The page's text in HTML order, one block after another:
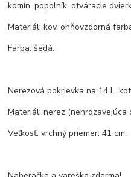
komín, popolník, otváracie
Materiál: kov, ohňovzdorná
Farba: šedá.
Nerezová pokrievka na 14 L.
Materiál: nerez (nehrdzavejúca
Veľkosť: vrchný priemer: 41 cm.